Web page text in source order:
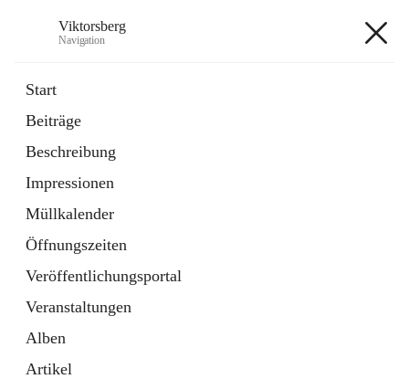
Viktorsberg
Navigation
Start
Beiträge
Beschreibung
Impressionen
Müllkalender
Öffnungszeiten
Veröffentlichungsportal
Veranstaltungen
Alben
Artikel
1 Schnellzugriff
Bürgerservice
10 Schnellzugriffe